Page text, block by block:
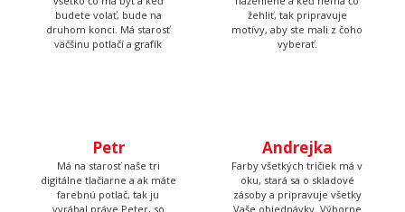
Petr
a za zvuku tvrdej rockovej
hudby.
zásoby a pripravuje všetky
Vaše objednávky. Výborne
pečie a to nielen hrnčeky s
potlačou.